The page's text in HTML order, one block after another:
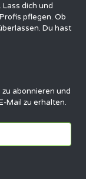
dich und
pflegen. Ob
Du hast
zu abonnieren und
Mail zu erhalten.